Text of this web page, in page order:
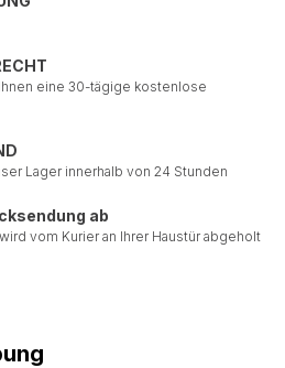
eine 30-tägige kostenlose
Lager innerhalb von 24 Stunden
ab
vom Kurier an Ihrer Haustür abgeholt